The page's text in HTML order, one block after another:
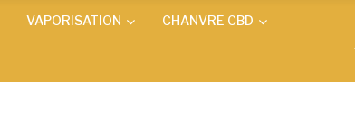
VAPORISATION CHANVRE CBD